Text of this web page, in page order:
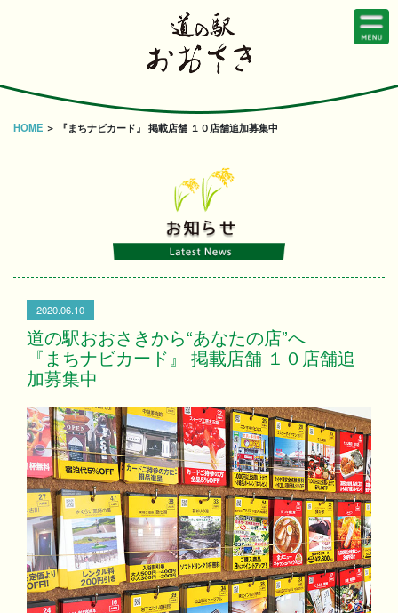
HOME ＞ 『まちナビカード』 掲載店舗 １０店舗追加募集中
2020.06.10
道の駅おおさきから“あなたの店”へ
『まちナビカード』 掲載店舗 １０店舗追
加募集中